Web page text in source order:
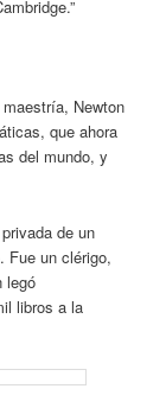
Newton
que ahora
del mundo, y
de un
Fue un clérigo,
legó
libros a la